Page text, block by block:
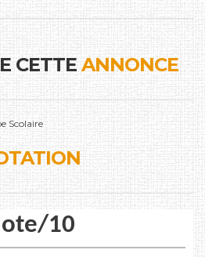
CETTEANNONCE
Scolaire